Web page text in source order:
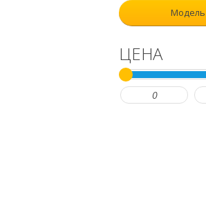
Модель
ЦЕНА